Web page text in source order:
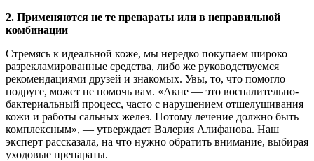
2. Применяются не те препараты или в неправильной
комбинации
Стремясь к идеальной коже, мы нередко покупаем широко
разрекламированные средства, либо же руководствуемся
рекомендациями друзей и знакомых. Увы, то, что помогло
подруге, может не помочь вам. «Акне — это воспалительно-
бактериальный процесс, часто с нарушением отшелушивания
кожи и работы сальных желез. Потому лечение должно быть
комплексным», — утверждает Валерия Алифанова. Наш
эксперт рассказала, на что нужно обратить внимание, выбирая
уходовые препараты.